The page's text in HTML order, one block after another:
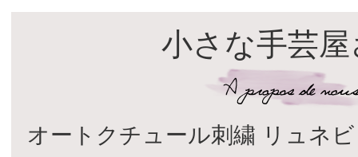
小さな手芸
オートクチュール刺繍 リュネビ